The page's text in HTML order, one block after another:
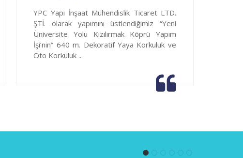
YPC Yapı İnşaat Mühendislik Ticaret LTD.
ŞTİ. olarak yapımını üstlendiğimiz “Yeni
Üniversite Yolu Kızılırmak Köprü Yapım
İşi’nin” 640 m. Dekoratif Yaya Korkuluk ve
Oto Korkuluk ...